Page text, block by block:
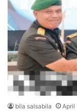
bila salsabila April